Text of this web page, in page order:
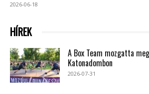
2026-06-18
HÍREK
A Box Team mozgatta
Katonadombon
2026-07-31